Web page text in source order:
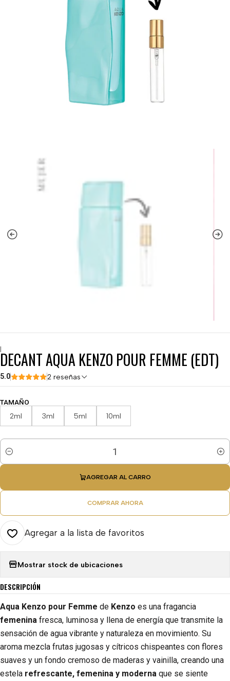
|
DECANT AQUA KENZO POUR FEMME (EDT)
5.0 2 reseñas
TAMAÑO
2ml 3ml 5ml 10ml
Cantidad
AGREGAR AL CARRO
COMPRAR AHORA
Agregar a la lista de favoritos
Mostrar stock de ubicaciones
DESCRIPCIÓN
Aqua Kenzo pour Femme de Kenzo es una fragancia
femenina fresca, luminosa y llena de energía que transmite la
sensación de agua vibrante y naturaleza en movimiento. Su
aroma mezcla frutas jugosas y cítricos chispeantes con flores
suaves y un fondo cremoso de maderas y vainilla, creando una
estela refrescante, femenina y moderna que se siente